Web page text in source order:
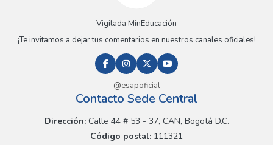
Vigilada MinEducación
¡Te invitamos a dejar tus comentarios en nuestros canales oficiales!
@esapoficial
Contacto Sede Central
Dirección:Calle 44 # 53 - 37, CAN, Bogotá D.C.
Código postal: 111321